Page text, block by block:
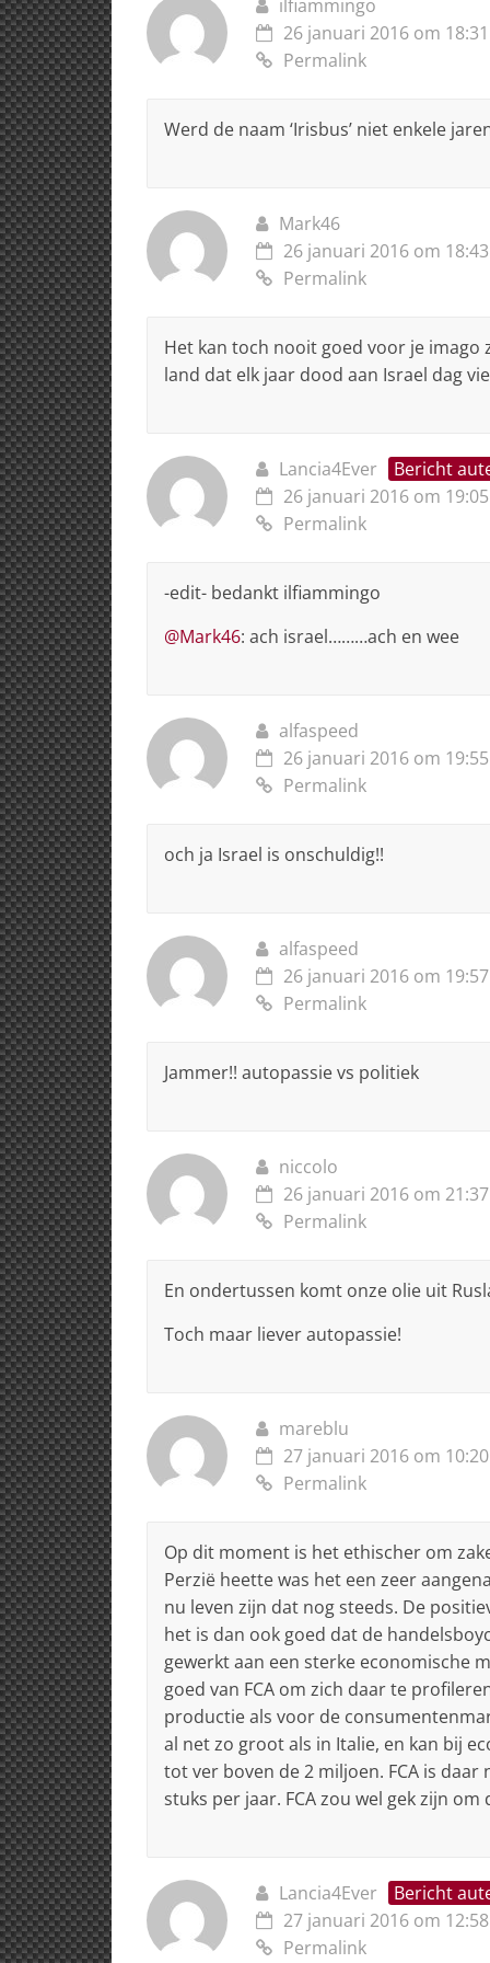
ilfiammingo
26 januari 2016 om 18:31
Permalink
Werd de naam ‘Irisbus’ niet enkele
Mark46
26 januari 2016 om 18:43
Permalink
Het kan toch nooit goed voor je imago
land dat elk jaar dood aan Israel dag
Lancia4Ever
Bericht
26 januari 2016 om 19:05
Permalink
-edit- bedankt ilfiammingo
@Mark46: ach israel………ach en wee
alfaspeed
26 januari 2016 om 19:55
Permalink
och ja Israel is onschuldig!!
alfaspeed
26 januari 2016 om 19:57
Permalink
Jammer!! autopassie vs politiek
niccolo
26 januari 2016 om 21:37
Permalink
En ondertussen komt onze olie uit
Toch maar liever autopassie!
mareblu
27 januari 2016 om 10:20
Permalink
Op dit moment is het ethischer om
Perzië heette was het een zeer
nu leven zijn dat nog steeds. De
het is dan ook goed dat de
gewerkt aan een sterke economische
goed van FCA om zich daar te
productie als voor de
al net zo groot als in Italie, en kan bij
tot ver boven de 2 miljoen. FCA is daar
stuks per jaar. FCA zou wel gek zijn
Lancia4Ever
Bericht
27 januari 2016 om 12:58
Permalink